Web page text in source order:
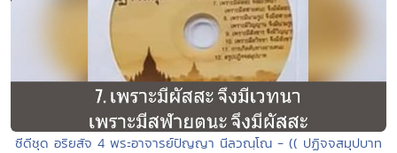
ซีดีชุด อริยสัจ 4 พระอาจารย์ปัญญา นีลวณฺโณ - (( ปฏิจจสมุปบาท